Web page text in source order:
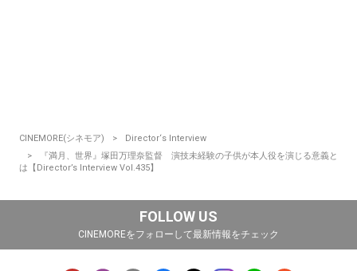
CINEMORE(シネモア)
Director‘s Interview
『満月、世界』塚⽥万理奈監督 演技未経験の子供が本人役を演じる意義と
は【Director’s Interview Vol.435】
FOLLOW US
CINEMOREをフォローして最新情報をチェック